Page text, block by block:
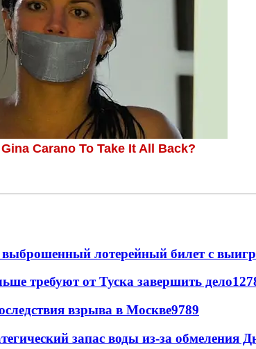
выброшенный лотерейный билет с
требуют от Туска завершить дело
взрыва в Москве9789
запас воды из-за обмеления